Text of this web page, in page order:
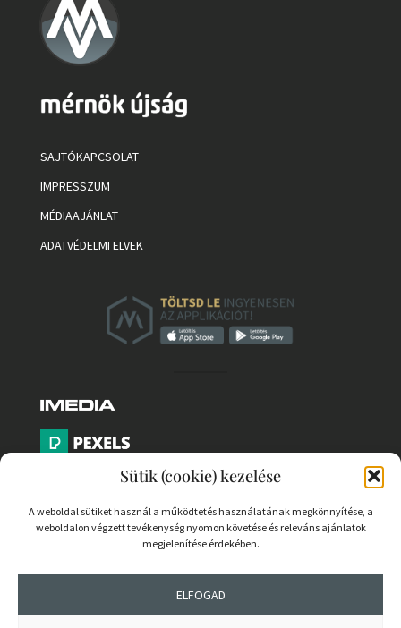
Sütik (cookie) kezelése
A weboldal sütiket használ a működtetés használatának megkönnyítése, a
weboldalon végzett tevékenység nyomon követése és releváns ajánlatok
megjelenítése érdekében.
ELFOGAD
SAJTÓKAPCSOLAT
IMPRESSZUM
MÉDIAAJÁNLAT
ADATVÉDELMI ELVEK
PARTNEREK